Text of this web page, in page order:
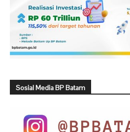
Sosial Media BP Batam